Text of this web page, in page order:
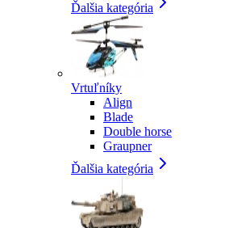
Ďalšia kategória
Vrtuľníky
Align
Blade
Double horse
Graupner
Ďalšia kategória